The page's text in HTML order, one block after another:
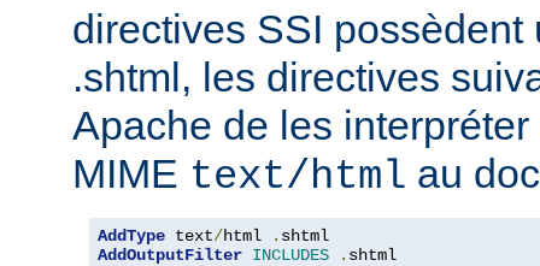
directives SSI possèdent
.shtml, les directives
Apache de les
MIME text/html au
AddType text/html .
AddOutputFilter INCLUDES . shtml